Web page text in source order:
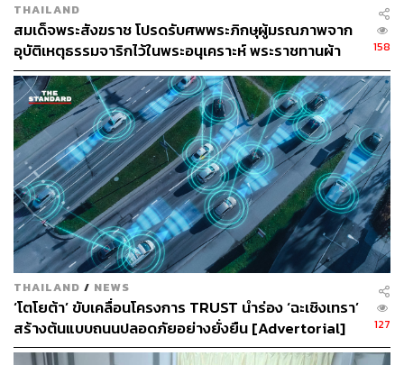
THAILAND
สมเด็จพระสังฆราช โปรดรับศพพระภิกษุผู้มรณภาพจาก
อุบัติเหตุธรรมจาริกไว้ในพระอนุเคราะห์ พระราชทานผ้า
ไตร-ช่อไม้จันทน์ พร้อมคิลานปัจจัยแก่พระอาพาธ
158
THAILAND / NEWS
‘โตโยต้า’ ขับเคลื่อนโครงการ TRUST นำร่อง ‘ฉะเชิงเทรา’
สร้างต้นแบบถนนปลอดภัยอย่างยั่งยืน [Advertorial]
127